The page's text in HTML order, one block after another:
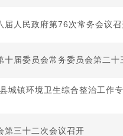
届人民政府第76次常务会议召
十届委员会常务委员会第二十
城镇环境卫生综合整治工作
第三十二次会议召开